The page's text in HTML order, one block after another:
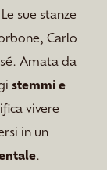
sue stanze
Carlo
Amata da
stemmi e
vivere
in un
.